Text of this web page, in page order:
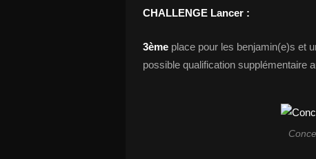
CHALLENGE Lancer :
3ème place pour les benjamin(e)s et
possible qualification supplémentaire